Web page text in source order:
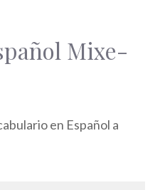
Mixe-
en Español a